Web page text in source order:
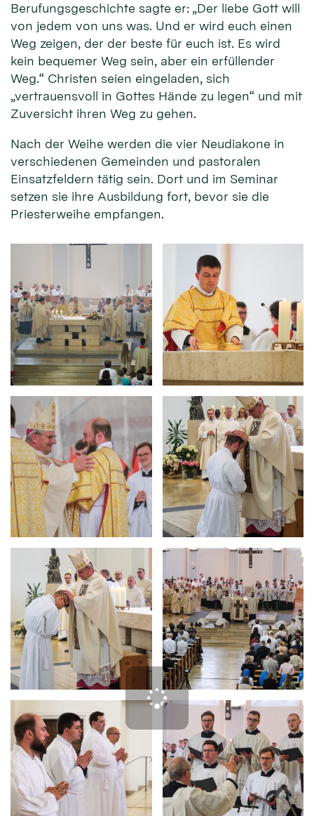
Berufungsgeschichte sagte er: „Der liebe Gott will
von jedem von uns was. Und er wird euch einen
Weg zeigen, der der beste für euch ist. Es wird
kein bequemer Weg sein, aber ein erfüllender
Weg.“ Christen seien eingeladen, sich
„vertrauensvoll in Gottes Hände zu legen“ und mit
Zuversicht ihren Weg zu gehen.
Nach der Weihe werden die vier Neudiakone in
verschiedenen Gemeinden und pastoralen
Einsatzfeldern tätig sein. Dort und im Seminar
setzen sie ihre Ausbildung fort, bevor sie die
Priesterweihe empfangen.